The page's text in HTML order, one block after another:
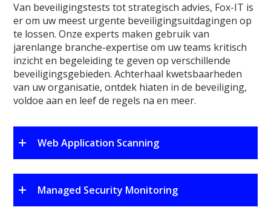
Van beveiligingstests tot strategisch advies, Fox-IT is
er om uw meest urgente beveiligingsuitdagingen op
te lossen. Onze experts maken gebruik van
jarenlange branche-expertise om uw teams kritisch
inzicht en begeleiding te geven op verschillende
beveiligingsgebieden. Achterhaal kwetsbaarheden
van uw organisatie, ontdek hiaten in de beveiliging,
voldoe aan en leef de regels na en meer.
Web Application Scanning
Managed Security Monitoring